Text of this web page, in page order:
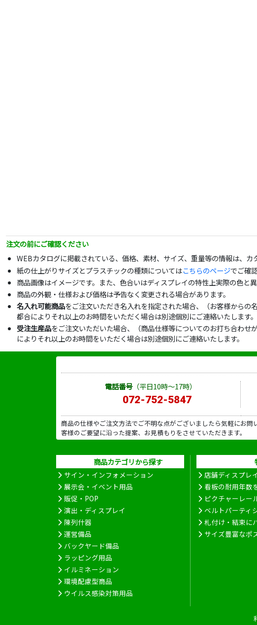
注文の前にご確認ください
WEBカタログに掲載されている、価格、素材、サイズ、重量等の情報は、
紙の仕上がりサイズとプラスチックの種類についてはこちらのページでご確
商品画像はイメージです。また、色合いはディスプレイの特性上実際の色と
商品の外観・仕様および価格は予告なく変更される場合があります。
名入れ可能商品をご注文いただき名入れを指定された場合、（お客様からの
都合によりそれ以上のお時間をいただく場合は別途個別にご連絡いたします。
受注生産品をご注文いただいた場合、（商品仕様等についてのお打ち合わ
によりそれ以上のお時間をいただく場合は別途個別にご連絡いたします。
電話番号（平日10時～17時）
072-752-5847
商品の仕様やご注文方法でご不明な点がございましたら気軽にお
客様のご要望に沿った提案、お見積もりをさせていただきます。
商品カテゴリから探す
サイン・インフォメーション
展示会・イベント用品
販促・POP
演出・ディスプレイ
陳列什器
運営備品
バックヤード備品
ラッピング用品
イルミネーション
環境配慮型商品
ウイルス感染対策用品
店舗ディスプレ
看板の耐用年数
ピクチャーレー
ベルトパーティ
札付け・結束に
サイズ豊富なポ